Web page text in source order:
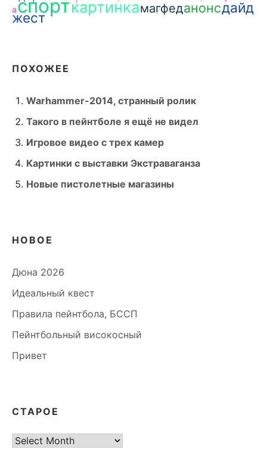
аспорткартинкамагфеданонсдайд
жест
ПОХОЖЕЕ
Warhammer-2014, странный ролик
Такого в пейнтболе я ещё не видел
Игровое видео с трех камер
Картинки с выставки Экстраваганза
Новые пистолетные магазины
НОВОЕ
Дюна 2026
Идеальный квест
Правила пейнтбола, БССП
Пейнтбольный високосный
Привет
СТАРОЕ
старое